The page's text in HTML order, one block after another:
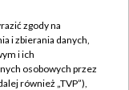
zgody na
i zbierania danych,
i ich
osobowych przez
również „TVP”),